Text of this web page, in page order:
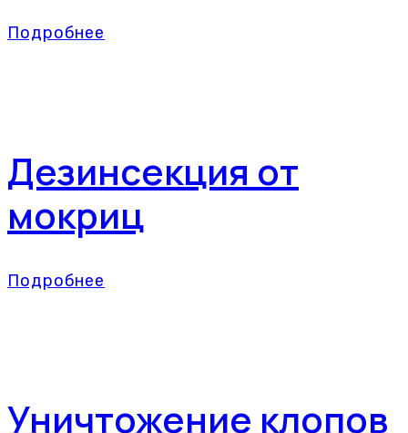
Подробнее
Дезинсекция от
мокриц
Подробнее
Уничтожение клопов